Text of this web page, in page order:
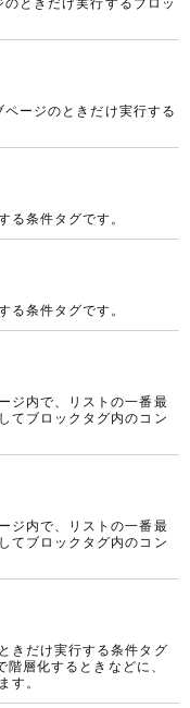
ときだけ実行するブロッ
ージのときだけ実行する
る条件タグです。
る条件タグです。
ジ内で、リストの一番最
てブロックタグ内のコン
ジ内で、リストの一番最
てブロックタグ内のコン
きだけ実行する条件タグ
層化するときなどに、
す。